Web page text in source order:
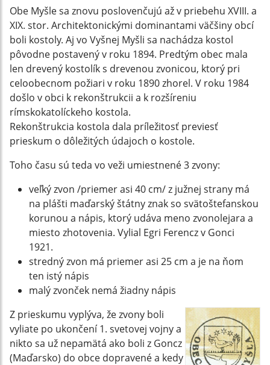
Obe Myšle sa znovu poslovenčujú až v priebehu XVIII. a
XIX. stor. Architektonickými dominantami väčšiny obcí
boli kostoly. Aj vo Vyšnej Myšli sa nachádza kostol
pôvodne postavený v roku 1894. Predtým obec mala
len drevený kostolík s drevenou zvonicou, ktorý pri
celoobecnom požiari v roku 1890 zhorel. V roku 1984
došlo v obci k rekonštrukcii a k rozšíreniu
rímskokatolíckeho kostola.
Rekonštrukcia kostola dala príležitosť previesť
prieskum o dôležitých údajoch o kostole.
Toho času sú teda vo veži umiestnené 3 zvony:
veľký zvon /priemer asi 40 cm/ z južnej strany má
na plášti maďarský štátny znak so svätoštefanskou
korunou a nápis, ktorý udáva meno zvonolejara a
miesto zhotovenia. Vylial Egri Ferencz v Gonci
1921.
stredný zvon má priemer asi 25 cm a je na ňom
ten istý nápis
malý zvonček nemá žiadny nápis
Z prieskumu vyplýva, že zvony boli
vyliate po ukončení 1. svetovej vojny a
nikto sa už nepamätá ako boli z Goncz
(Maďarsko) do obce dopravené a kedy